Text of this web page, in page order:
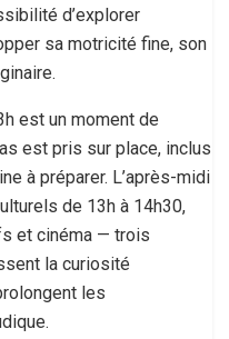
d’explorer
sa motricité fine, son
est un moment de
est pris sur place, inclus
à préparer. L’après-midi
de 13h à 14h30,
et cinéma — trois
la curiosité
les